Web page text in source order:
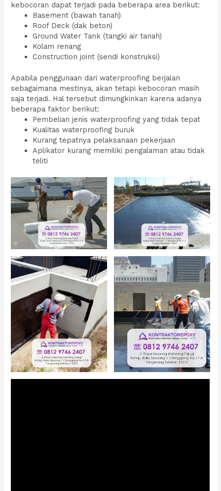
kebocoran dapat terjadi pada beberapa area berikut:
Basement (bawah tanah)
Roof Deck (dak beton)
Ground Water Tank (tangki air tanah)
Kolam renang
Construction joint (sendi konstruksi)
Apabila penggunaan dari waterproofing berjalan
sebagaimana mestinya, akan tetapi kebocoran masih
saja terjadi. Hal tersebut dimungkinkan karena adanya
beberapa faktor berikut:
Pembelian jenis waterproofing yang tidak tepat
Kualitas waterproofing buruk
Kurang tepatnya pelaksanaan pekerjaan
Aplikator kurang memiliki pengalaman atau tidak
teliti